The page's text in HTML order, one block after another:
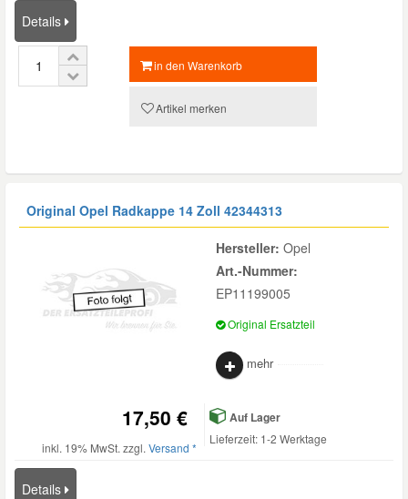
Details
in den Warenkorb
Artikel merken
Original Opel Radkappe 14 Zoll 42344313
Hersteller: Opel
Art.-Nummer:
EP11199005
Original Ersatzteil
mehr
17,50 €
inkl. 19% MwSt. zzgl. Versand *
Auf Lager
Lieferzeit: 1-2 Werktage
Details